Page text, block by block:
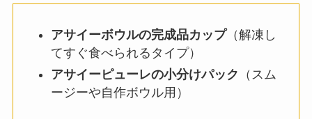
アサイーボウルの完成品カップ（解凍し
てすぐ食べられるタイプ）
アサイーピューレの小分けパック （スム
ージーや自作ボウル用）